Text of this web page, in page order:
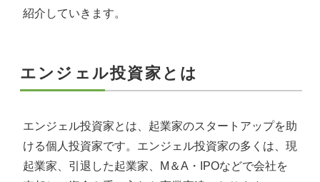
紹介していきます。
エンジェル投資家とは
エンジェル投資家とは、起業家のスタートアップを助
ける個人投資家です。エンジェル投資家の多くは、現
起業家、引退した起業家、M＆A・IPOなどで会社を